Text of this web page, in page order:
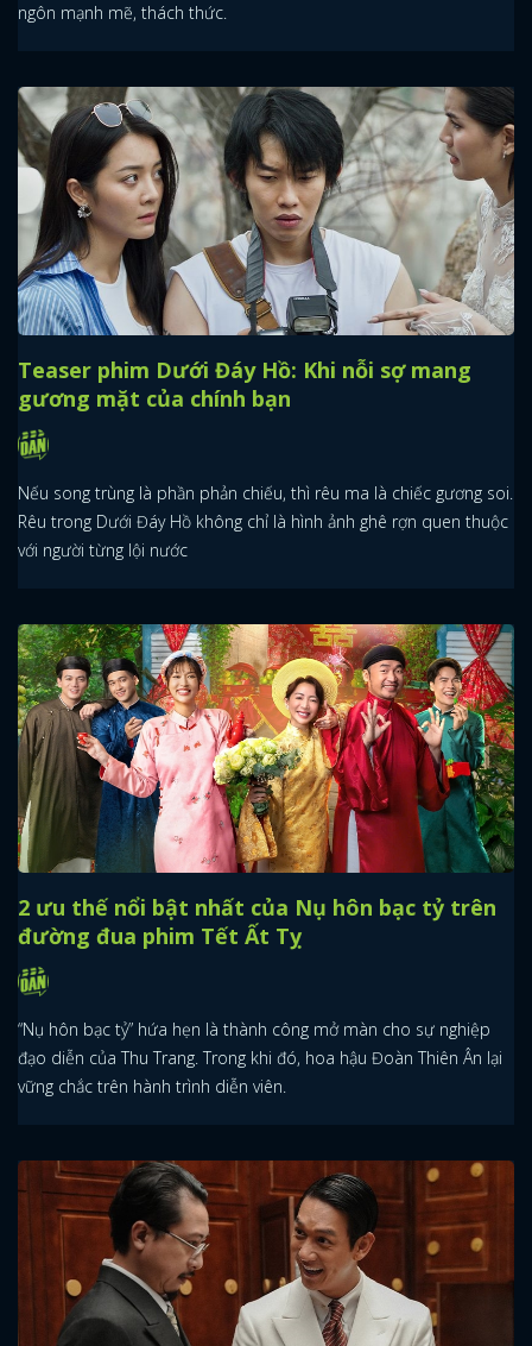
ngôn mạnh mẽ, thách thức.
Teaser phim Dưới Đáy Hồ: Khi nỗi sợ mang
gương mặt của chính bạn
Nếu song trùng là phần phản chiếu, thì rêu ma là chiếc gương soi.
Rêu trong Dưới Đáy Hồ không chỉ là hình ảnh ghê rợn quen thuộc
với người từng lội nước
2 ưu thế nổi bật nhất của Nụ hôn bạc tỷ trên
đường đua phim Tết Ất Tỵ
“Nụ hôn bạc tỷ” hứa hẹn là thành công mở màn cho sự nghiệp
đạo diễn của Thu Trang. Trong khi đó, hoa hậu Đoàn Thiên Ân lại
vững chắc trên hành trình diễn viên.